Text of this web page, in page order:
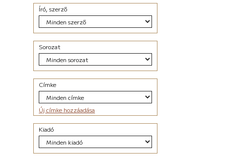
Erotikus (27)
Ezotéria/Horoszkóp (2)
Fantasy (40)
Fikció (49)
Filozófia (2)
Groteszk (4)
Gyűjtemény (27)
Humor (33)
Interjú (2)
Ismeretterjesztő (13)
Kaland (21)
Kisregény (10)
Krimi (50)
Lélektani regény (26)
Író, szerző
Sorozat
Címke
Új címke hozzáadása
Kiadó